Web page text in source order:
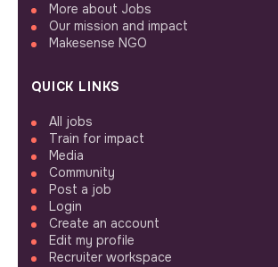
More about Jobs
Our mission and impact
Makesense NGO
QUICK LINKS
All jobs
Train for impact
Media
Community
Post a job
Login
Create an account
Edit my profile
Recruiter workspace